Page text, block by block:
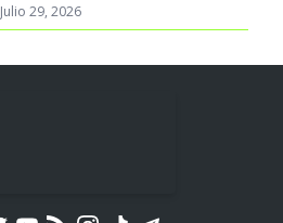
Julio 29, 2026